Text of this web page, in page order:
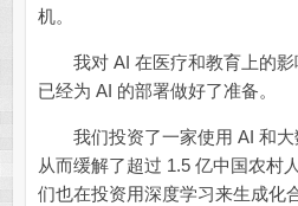
机。
我对 AI 在医疗和教育上的影
已经为 AI 的部署做好了准备。
我们投资了一家使用 AI 和大
从而缓解了超过 1.5 亿中国农村
们也在投资用深度学习来生成化